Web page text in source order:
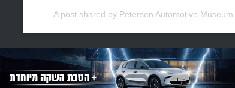
A post shared by Petersen Automotive